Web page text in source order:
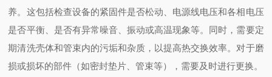
养。这包括检查设备的紧固件是否松动、电源线电压和各相电压
是否平衡、是否有异常噪音、振动或高温现象等。同时，需要定
期清洗壳体和管束内的污垢和杂质，以提高热交换效率。对于磨
损或损坏的部件（如密封垫片、管束等），需要及时进行更换。